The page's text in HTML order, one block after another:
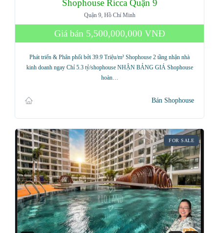
Shophouse Ricca Quận 9
Quận 9, Hồ Chí Minh
Giá bán 5,500,000,000 VNĐ
Phát triển & Phân phối bởi 39.9 Triệu/m² Shophouse 2 tầng nhận nhà
kinh doanh ngay Chỉ 5.3 tỷ/shophouse NHẬN BẢNG GIÁ Shophouse
hoàn…
Bán Shophouse
FOR SALE